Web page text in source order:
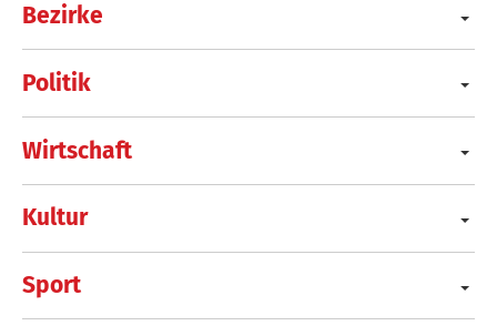
Bezirke
Politik
Wirtschaft
Kultur
Sport